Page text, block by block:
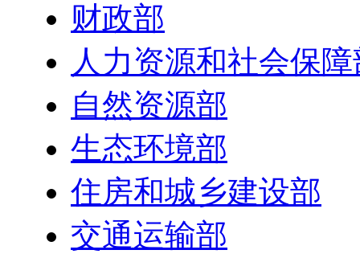
财政部
人力资源和社会保
自然资源部
生态环境部
住房和城乡建设部
交通运输部